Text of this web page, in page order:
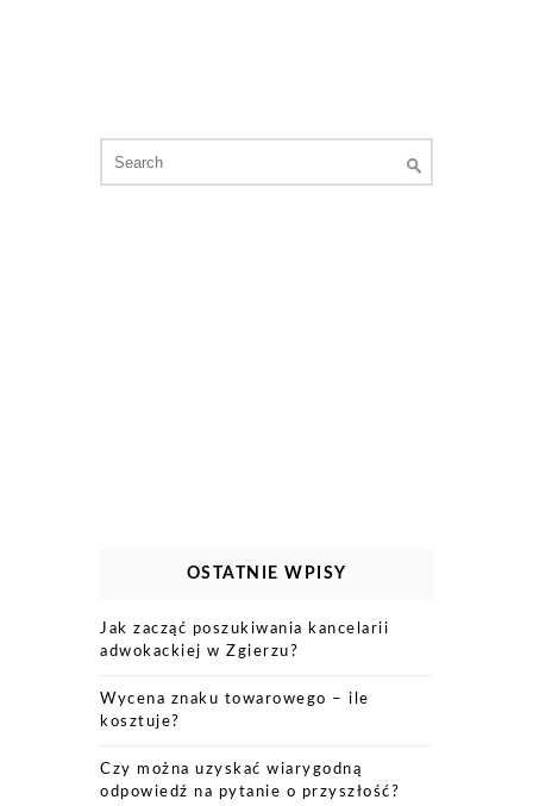
for:
OSTATNIE WPISY
Jak zacząć poszukiwania kancelarii
adwokackiej w Zgierzu?
Wycena znaku towarowego – ile
kosztuje?
Czy można uzyskać wiarygodną
odpowiedź na pytanie o przyszłość?